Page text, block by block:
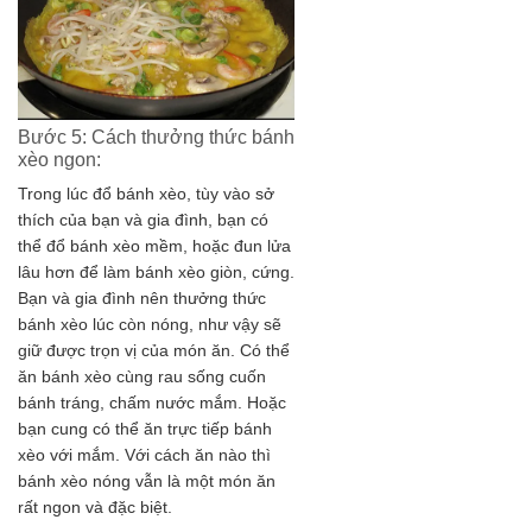
Bước 5: Cách thưởng thức bánh
xèo ngon:
Trong lúc đổ bánh xèo, tùy vào sở
thích của bạn và gia đình, bạn có
thể đổ bánh xèo mềm, hoặc đun lửa
lâu hơn để làm bánh xèo giòn, cứng.
Bạn và gia đình nên thưởng thức
bánh xèo lúc còn nóng, như vậy sẽ
giữ được trọn vị của món ăn. Có thể
ăn bánh xèo cùng rau sống cuốn
bánh tráng, chấm nước mắm. Hoặc
bạn cung có thể ăn trực tiếp bánh
xèo với mắm. Với cách ăn nào thì
bánh xèo nóng vẫn là một món ăn
rất ngon và đặc biệt.